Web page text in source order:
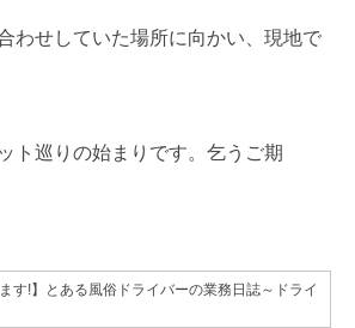
わせしていた場所に向かい、現地で
ト巡りの始まりです。乞うご期
ます!】とある風俗ドライバーの業務日誌～ドライ